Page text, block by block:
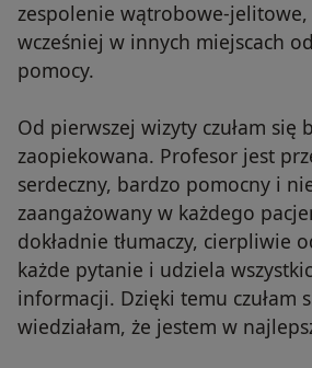
zespolenie wątrobowe-jelitowe,
wcześniej w innych miejscach
pomocy.
Od pierwszej wizyty czułam się
zaopiekowana. Profesor jest
serdeczny, bardzo pomocny i
zaangażowany w każdego
dokładnie tłumaczy, cierpliwie
każde pytanie i udziela
informacji. Dzięki temu czułam
wiedziałam, że jestem w